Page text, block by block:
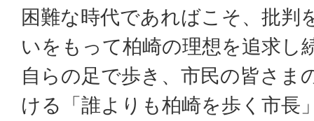
困難な時代であればこそ、批判
いをもって柏崎の理想を追求し
自らの足で歩き、市民の皆さま
ける「誰よりも柏崎を歩く市長